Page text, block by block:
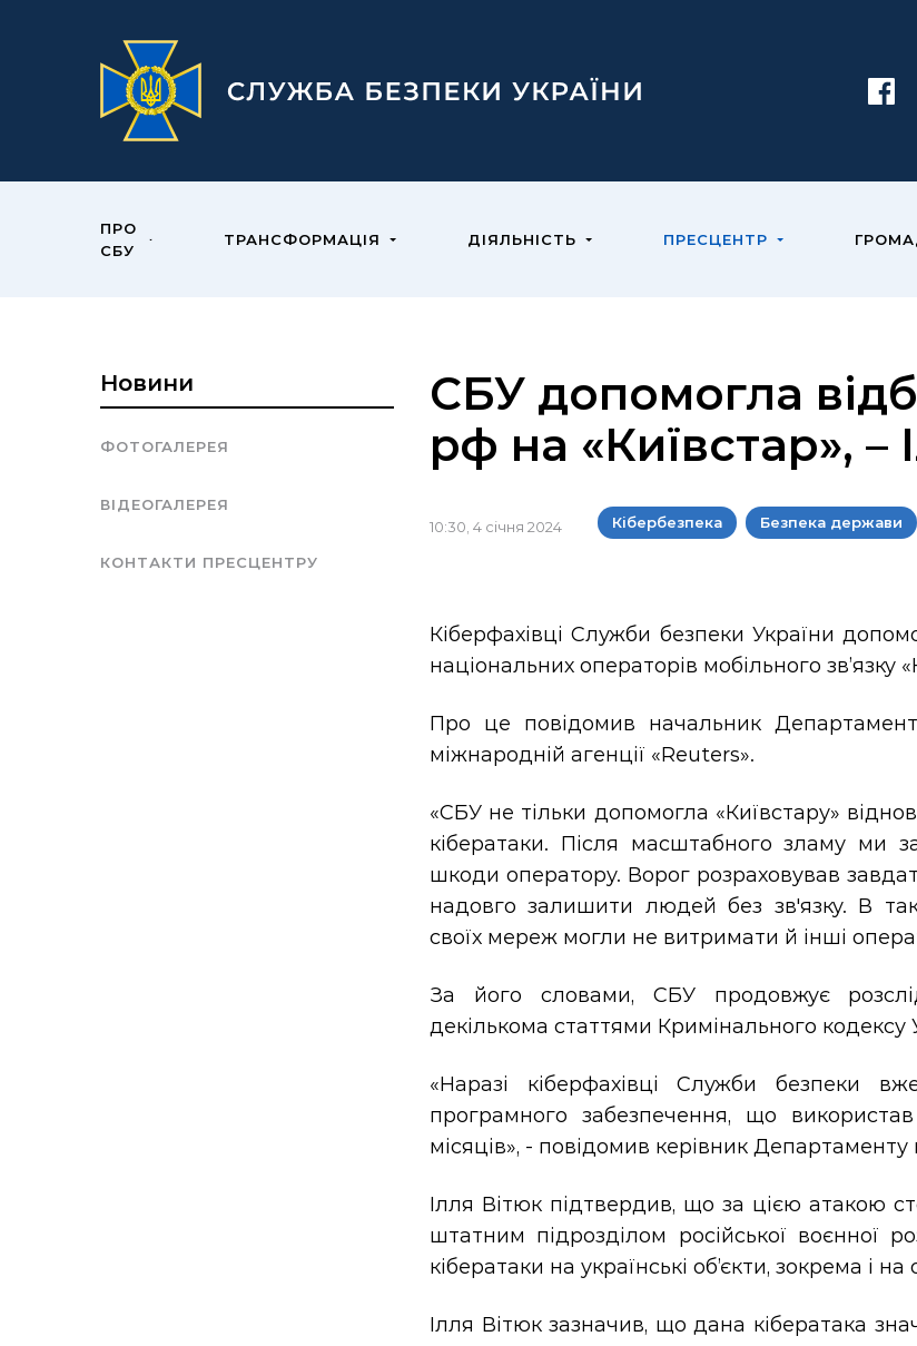
ПРО
СБУ
ТРАНСФОРМАЦІЯ ДІЯЛЬНІСТЬ ПРЕСЦЕНТР
Новини
ФОТОГАЛЕРЕЯ
ВІДЕОГАЛЕРЕЯ
КОНТАКТИ ПРЕСЦЕНТРУ
СБУ допомогла
рф на «Київстар», –
10:30, 4 січня 2024 Кібербезпека Безпека держави
Кіберфахівці Служби безпеки України
національних операторів мобільного зв’язку
Про це повідомив начальник
міжнародній агенції «Reuters».
«СБУ не тільки допомогла «Київстару»
кібератаки. Після масштабного зламу ми
шкоди оператору. Ворог розраховував
надовго залишити людей без звʼязку. В
своїх мереж могли не витримати й інші
За його словами, СБУ продовжує
декількома статтями Кримінального кодексу
«Наразі кіберфахівці Служби безпеки
програмного забезпечення, що
місяців», - повідомив керівник Департаменту
Ілля Вітюк підтвердив, що за цією атакою
штатним підрозділом російської воєнної
кібератаки на українські об’єкти, зокрема і
Ілля Вітюк зазначив, що дана кібератака